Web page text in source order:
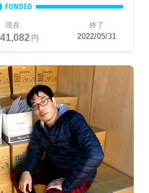
FUNDED
現在
円
終了
2022/05/31